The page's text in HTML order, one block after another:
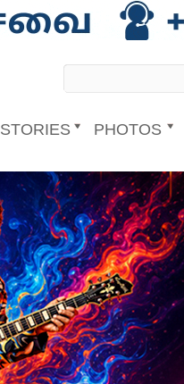
STORIES PHOTOS